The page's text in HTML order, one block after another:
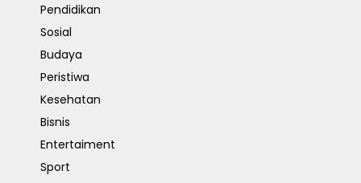
Pendidikan
Sosial
Budaya
Peristiwa
Kesehatan
Bisnis
Entertaiment
Sport